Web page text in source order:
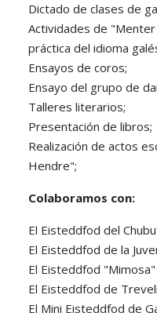
Dictado de clases de
Actividades de
práctica del idioma
Ensayos de coros;
Ensayo del grupo de
Talleres literarios;
Presentación de libros;
Realización de actos
Hendre";
Colaboramos con:
El Eisteddfod del
El Eisteddfod de la
El Eisteddfod
El Eisteddfod de
El Mini Eisteddfod de